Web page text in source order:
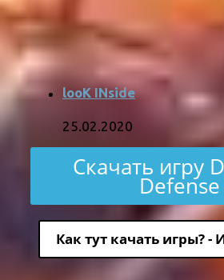
looK INside
25.02.2020
Скачать игру
Defense
Как тут качать игры? -